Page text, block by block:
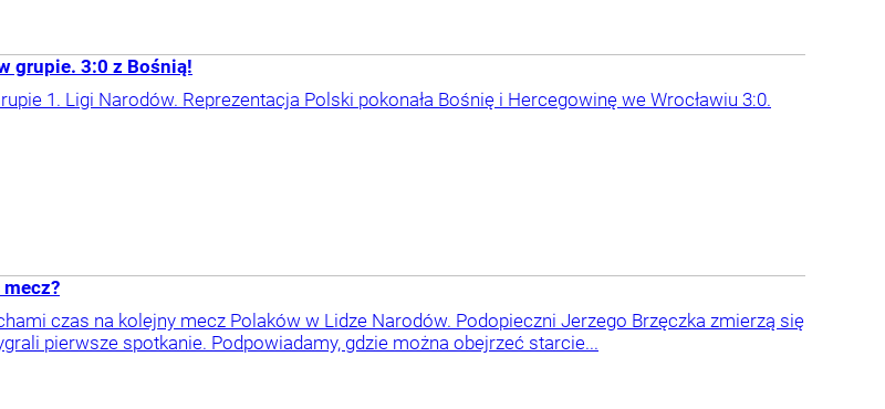
grupie. 3:0 z Bośnią!
1. Ligi Narodów. Reprezentacja Polski pokonała Bośnię i Hercegowinę we Wrocławiu 3:0.
czas na kolejny mecz Polaków w Lidze Narodów. Podopieczni Jerzego Brzęczka zmierzą się
pierwsze spotkanie. Podpowiadamy, gdzie można obejrzeć starcie...